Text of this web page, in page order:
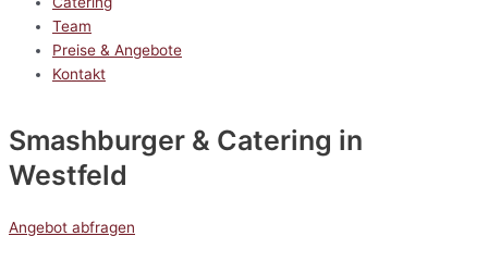
Team
Preise & Angebote
Kontakt
Smashburger & Catering in
Westfeld
Angebot abfragen